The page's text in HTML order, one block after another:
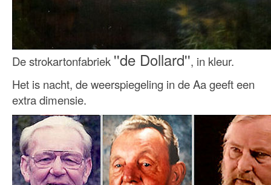
De strokartonfabriek ''de Dollard'', in kleur.
Het is nacht, de weerspiegeling in de Aa geeft een
extra dimensie.